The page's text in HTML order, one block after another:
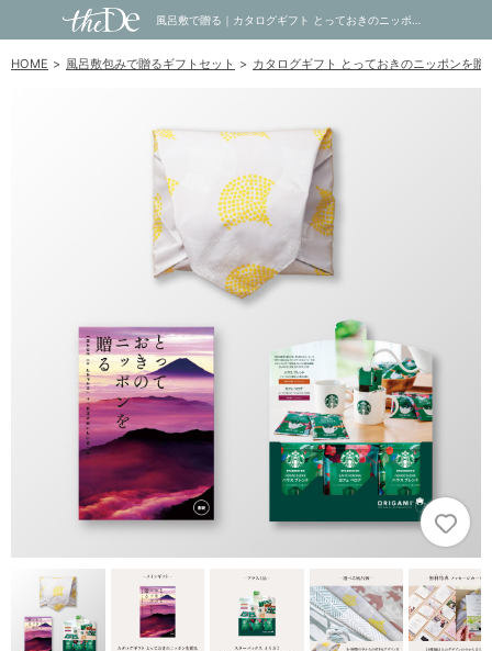
HOME 風呂敷包みで贈るギフトセット カタログギフト とっておきのニッポンを贈